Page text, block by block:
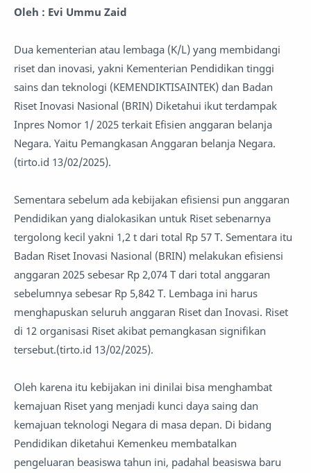
Oleh : Evi Ummu Zaid
Dua kementerian atau lembaga (K/L) yang membidangi
riset dan inovasi, yakni Kementerian Pendidikan tinggi
sains dan teknologi (KEMENDIKTISAINTEK) dan Badan
Riset Inovasi Nasional (BRIN) Diketahui ikut terdampak
Inpres Nomor 1/ 2025 terkait Efisien anggaran belanja
Negara. Yaitu Pemangkasan Anggaran belanja Negara.
(tirto.id 13/02/2025).
Sementara sebelum ada kebijakan efisiensi pun anggaran
Pendidikan yang dialokasikan untuk Riset sebenarnya
tergolong kecil yakni 1,2 t dari total Rp 57 T. Sementara itu
Badan Riset Inovasi Nasional (BRIN) melakukan efisiensi
anggaran 2025 sebesar Rp 2,074 T dari total anggaran
sebelumnya sebesar Rp 5,842 T. Lembaga ini harus
menghapuskan seluruh anggaran Riset dan Inovasi. Riset
di 12 organisasi Riset akibat pemangkasan signifikan
tersebut.(tirto.id 13/02/2025).
Oleh karena itu kebijakan ini dinilai bisa menghambat
kemajuan Riset yang menjadi kunci daya saing dan
kemajuan teknologi Negara di masa depan. Di bidang
Pendidikan diketahui Kemenkeu membatalkan
pengeluaran beasiswa tahun ini, padahal beasiswa baru